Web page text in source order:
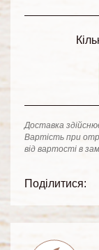
Доставка
Вартість при
від вартості в
Поділитися: